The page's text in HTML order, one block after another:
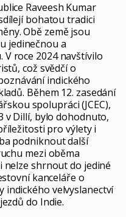
Raveesh Kumar
bohatou tradici
Obě země jsou
jedinečnou a
roce 2024 navštívilo
což svědčí o
indického
Během 12. zasedání
spolupráci (JCEC),
v Dillí, bylo dohodnuto,
pro výlety i
podniknout další
mezi oběma
nelze shrnout do jediné
kanceláře o
indického velvyslanectví
do Indie.